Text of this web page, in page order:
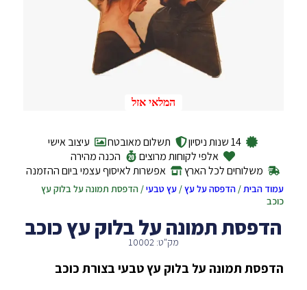
המלאי אזל
14 שנות ניסיון תשלום מאובטח
עיצוב אישי
אלפי לקוחות מרוצים
הכנה מהירה
משלוחים לכל הארץ
אפשרות לאיסוף עצמי ביום ההזמנה
עמוד הבית/הדפסה על עץ/עץ טבעי/ הדפסת תמונה על בלוק עץ
כוכב
הדפסת תמונה על בלוק עץ כוכב
מק"ט: 10002
הדפסת תמונה על בלוק עץ טבעי בצורת כוכב